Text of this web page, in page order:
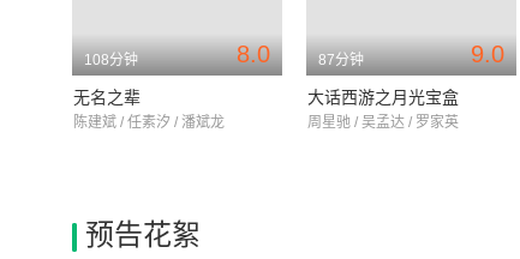
8.0
108分钟
无名之辈
陈建斌 / 任素汐 / 潘斌龙
9.0
87分钟
大话西游之月光宝盒
周星驰 / 吴孟达 / 罗家英
预告花絮